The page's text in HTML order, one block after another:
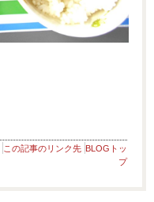
この記事のリンク先 BLOGトッ
プ